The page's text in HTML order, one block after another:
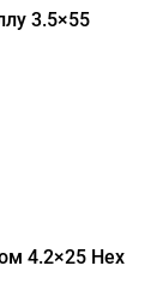
3.5×55
4.2×25 Hex